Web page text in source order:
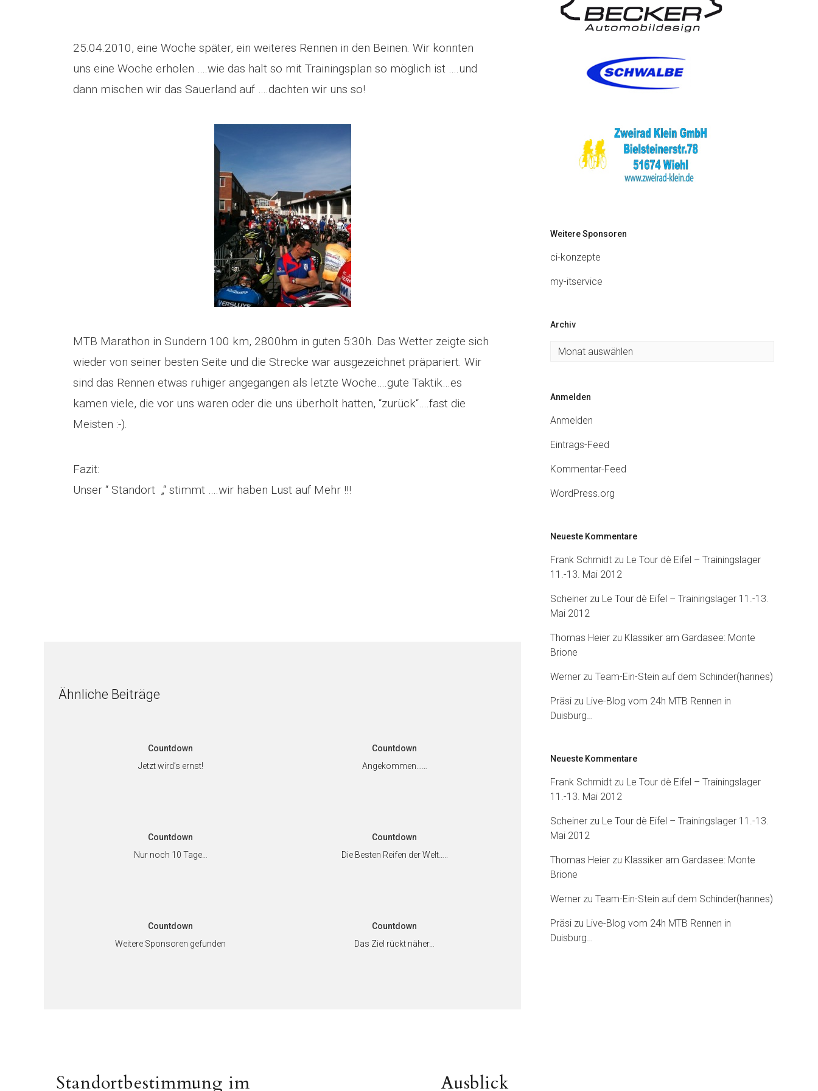
25.04.2010, eine Woche später, ein weiteres Rennen in den Beinen. Wir konnten
uns eine Woche erholen ….wie das halt so mit Trainingsplan so möglich ist ….und
dann mischen wir das Sauerland auf ….dachten wir uns so!
MTB Marathon in Sundern 100 km, 2800hm in guten 5:30h. Das Wetter zeigte sich
wieder von seiner besten Seite und die Strecke war ausgezeichnet präpariert. Wir
sind das Rennen etwas ruhiger angegangen als letzte Woche….gute Taktik…es
kamen viele, die vor uns waren oder die uns überholt hatten, “zurück“….fast die
Meisten :-).
Fazit:
Unser “ Standort „“ stimmt ….wir haben Lust auf Mehr !!!
Ähnliche Beiträge
Countdown
Jetzt wird’s ernst!
Countdown
Angekommen……
Countdown
Nur noch 10 Tage…
Countdown
Die Besten Reifen der Welt…..
Countdown
Weitere Sponsoren gefunden
Countdown
Das Ziel rückt näher…
Beitragsnavigation Nächster
Ausblick
Vorheriger
Standortbestimmung im
Weitere Sponsoren
ci-konzepte
my-itservice
Archiv
Archiv
Anmelden
Anmelden
Eintrags-Feed
Kommentar-Feed
WordPress.org
Neueste Kommentare
Frank Schmidt zu Le Tour dè Eifel – Trainingslager
11.-13. Mai 2012
Scheiner zu Le Tour dè Eifel – Trainingslager 11.-13.
Mai 2012
Thomas Heier zu Klassiker am Gardasee: Monte
Brione
Werner zuTeam-Ein-Stein auf dem Schinder(hannes)
Präsi zu Live-Blog vom 24h MTB Rennen in
Duisburg…
Neueste Kommentare
Frank Schmidt zu Le Tour dè Eifel – Trainingslager
11.-13. Mai 2012
Scheiner zu Le Tour dè Eifel – Trainingslager 11.-13.
Mai 2012
Thomas Heier zu Klassiker am Gardasee: Monte
Brione
Werner zuTeam-Ein-Stein auf dem Schinder(hannes)
Präsi zu Live-Blog vom 24h MTB Rennen in
Duisburg…